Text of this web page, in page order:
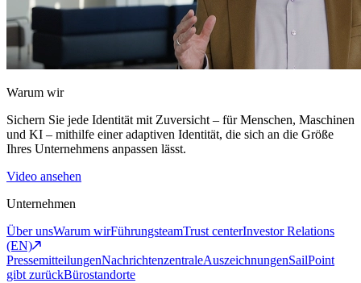
Warum wir
Sichern Sie jede Identität mit Zuversicht – für Menschen, Maschinen
und KI – mithilfe einer adaptiven Identität, die sich an die Größe
Ihres Unternehmens anpassen lässt.
Video ansehen
Unternehmen
Über unsWarum wirFührungsteamTrust centerInvestor Relations
(EN)
PressemitteilungenNachrichtenzentraleAuszeichnungenSailPoint
gibt zurückBürostandorte